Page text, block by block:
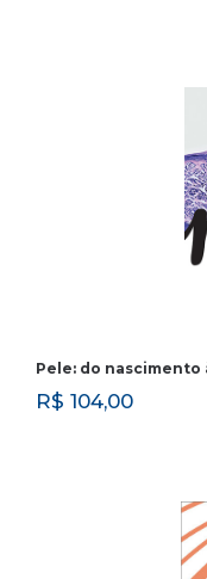
Pele: do nascimento
R$ 104,00